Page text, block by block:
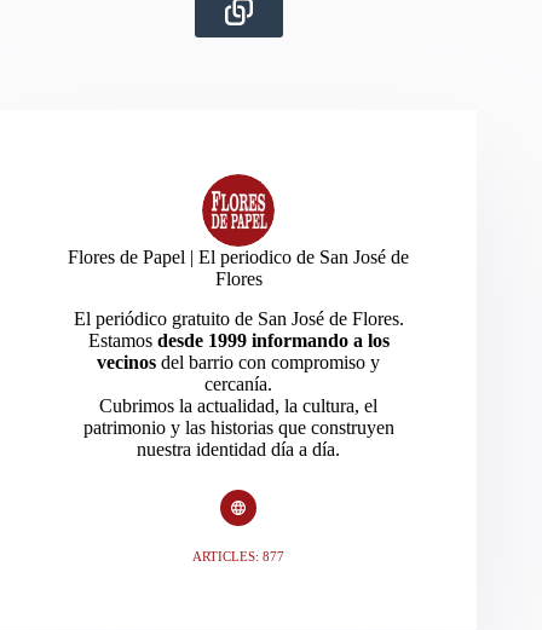
Flores de Papel | El periodico de San José de
Flores
El periódico gratuito de San José de Flores.
Estamos desde 1999 informando a los
vecinos del barrio con compromiso y
cercanía.
Cubrimos la actualidad, la cultura, el
patrimonio y las historias que construyen
nuestra identidad día a día.
ARTICLES: 877